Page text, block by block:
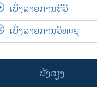
ເບິ່ງລາຍການທີວີ
ເບິ່ງລາຍການວິທະຍຸ
ຟັງສຽງ